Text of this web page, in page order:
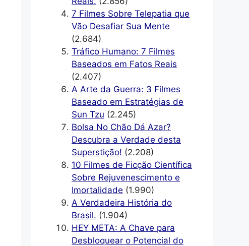
7 Filmes Sobre Telepatia que
Vão Desafiar Sua Mente
(2.684)
Tráfico Humano: 7 Filmes
Baseados em Fatos Reais
(2.407)
A Arte da Guerra: 3 Filmes
Baseado em Estratégias de
Sun Tzu (2.245)
Bolsa No Chão Dá Azar?
Descubra a Verdade desta
Superstição! (2.208)
10 Filmes de Ficção Científica
Sobre Rejuvenescimento e
Imortalidade (1.990)
A Verdadeira História do
Brasil. (1.904)
HEY META: A Chave para
Desbloquear o Potencial do